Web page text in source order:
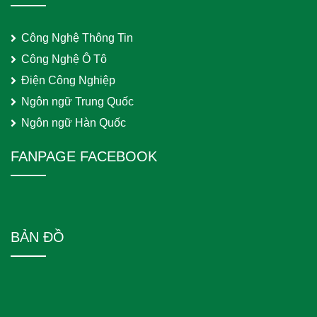
Công Nghệ Thông Tin
Công Nghệ Ô Tô
Điện Công Nghiệp
Ngôn ngữ Trung Quốc
Ngôn ngữ Hàn Quốc
FANPAGE FACEBOOK
BẢN ĐỒ